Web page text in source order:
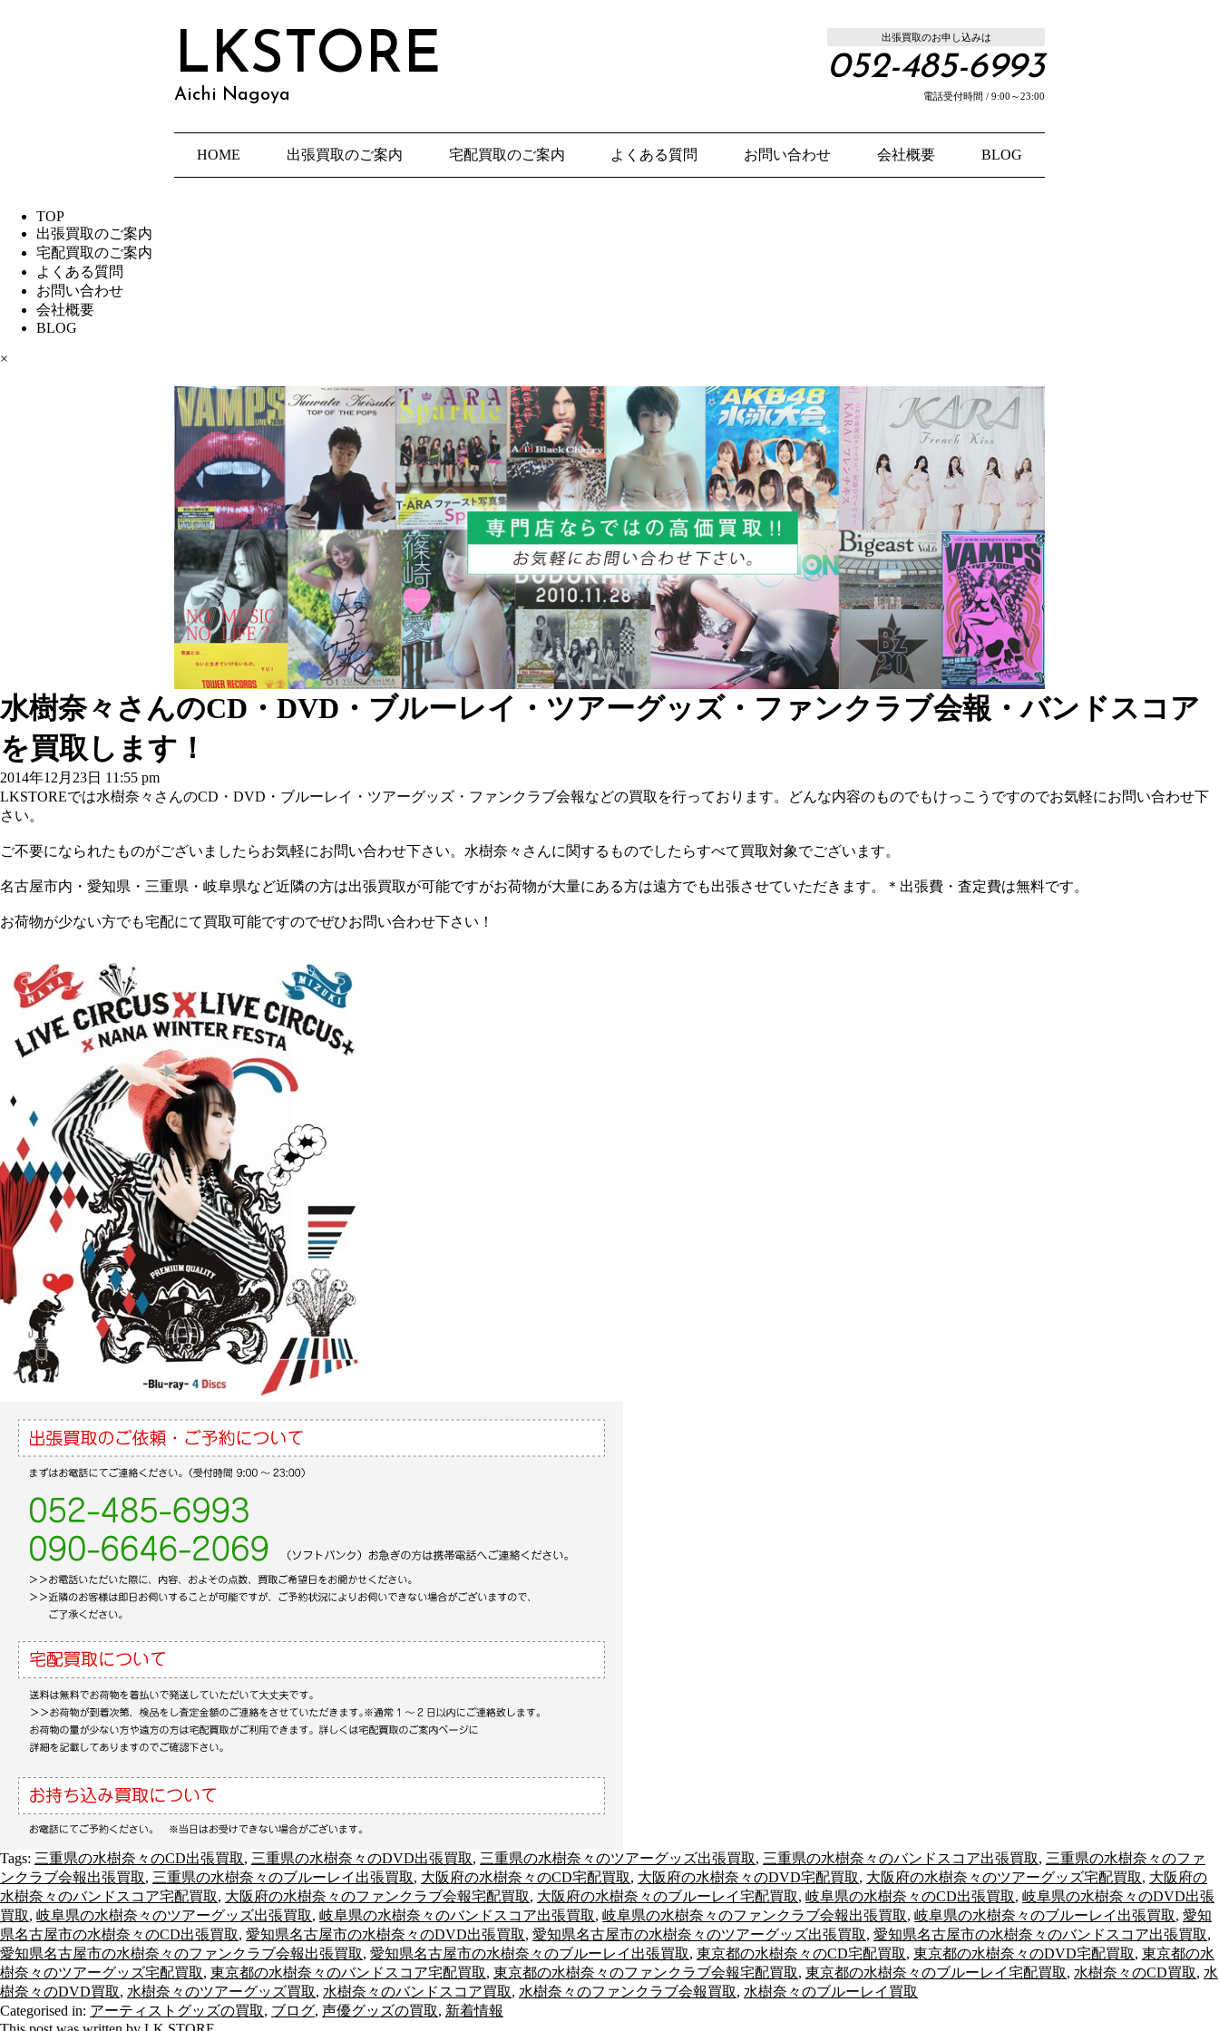
LKSTORE
Aichi Nagoya
出張買取のお申し込みは
052-485-6993
電話受付時間 / 9:00～23:00
HOME 出張買取のご案内 宅配買取のご案内 よくある質問 お問い合わせ 会社概要 BLOG
TOP
出張買取のご案内
宅配買取のご案内
よくある質問
お問い合わせ
会社概要
BLOG
×
水樹奈々さんのCD・DVD・ブルーレイ・ツアーグッズ・ファンクラブ会報・バンドスコア
を買取します！
2014年12月23日 11:55 pm
LKSTOREでは水樹奈々さんのCD・DVD・ブルーレイ・ツアーグッズ・ファンクラブ会報などの買取を行っております。どんな内容のものでもけっこうですのでお気軽にお問い合わせ下
さい。
ご不要になられたものがございましたらお気軽にお問い合わせ下さい。水樹奈々さんに関するものでしたらすべて買取対象でございます。
名古屋市内・愛知県・三重県・岐阜県など近隣の方は出張買取が可能ですがお荷物が大量にある方は遠方でも出張させていただきます。＊出張費・査定費は無料です。
お荷物が少ない方でも宅配にて買取可能ですのでぜひお問い合わせ下さい！
Tags: 三重県の水樹奈々のCD出張買取, 三重県の水樹奈々のDVD出張買取, 三重県の水樹奈々のツアーグッズ出張買取, 三重県の水樹奈々のバンドスコア出張買取, 三重県の水樹奈々のファ
ンクラブ会報出張買取, 三重県の水樹奈々のブルーレイ出張買取, 大阪府の水樹奈々のCD宅配買取, 大阪府の水樹奈々のDVD宅配買取, 大阪府の水樹奈々のツアーグッズ宅配買取, 大阪府の
水樹奈々のバンドスコア宅配買取, 大阪府の水樹奈々のファンクラブ会報宅配買取, 大阪府の水樹奈々のブルーレイ宅配買取, 岐阜県の水樹奈々のCD出張買取, 岐阜県の水樹奈々のDVD出張
買取, 岐阜県の水樹奈々のツアーグッズ出張買取, 岐阜県の水樹奈々のバンドスコア出張買取, 岐阜県の水樹奈々のファンクラブ会報出張買取, 岐阜県の水樹奈々のブルーレイ出張買取, 愛知
県名古屋市の水樹奈々のCD出張買取, 愛知県名古屋市の水樹奈々のDVD出張買取, 愛知県名古屋市の水樹奈々のツアーグッズ出張買取, 愛知県名古屋市の水樹奈々のバンドスコア出張買取,
愛知県名古屋市の水樹奈々のファンクラブ会報出張買取, 愛知県名古屋市の水樹奈々のブルーレイ出張買取, 東京都の水樹奈々のCD宅配買取, 東京都の水樹奈々のDVD宅配買取, 東京都の水
樹奈々のツアーグッズ宅配買取, 東京都の水樹奈々のバンドスコア宅配買取, 東京都の水樹奈々のファンクラブ会報宅配買取, 東京都の水樹奈々のブルーレイ宅配買取, 水樹奈々のCD買取, 水
樹奈々のDVD買取, 水樹奈々のツアーグッズ買取, 水樹奈々のバンドスコア買取, 水樹奈々のファンクラブ会報買取, 水樹奈々のブルーレイ買取
Categorised in: アーティストグッズの買取, ブログ, 声優グッズの買取, 新着情報